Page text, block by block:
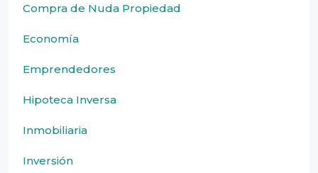
Compra de Nuda Propiedad
Economía
Emprendedores
Hipoteca Inversa
Inmobiliaria
Inversión